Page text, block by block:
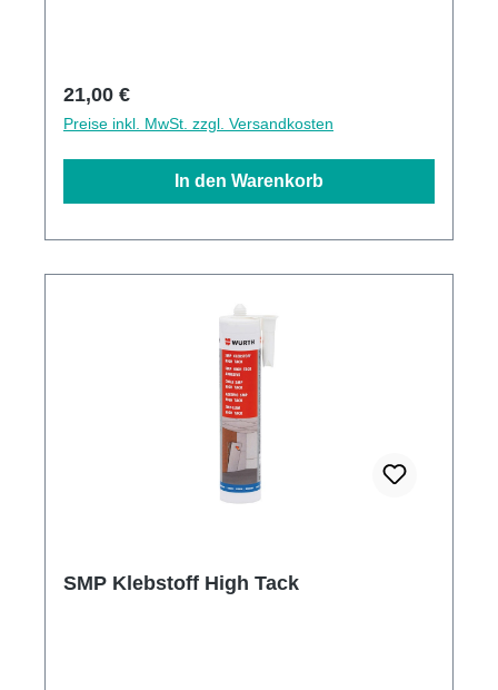
Regulärer Preis:
21,00 €
Preise inkl. MwSt. zzgl. Versandkosten
In den Warenkorb
SMP Klebstoff High Tack